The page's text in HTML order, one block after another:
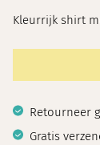
Kleurrijk shirt
Retourneer
Gratis